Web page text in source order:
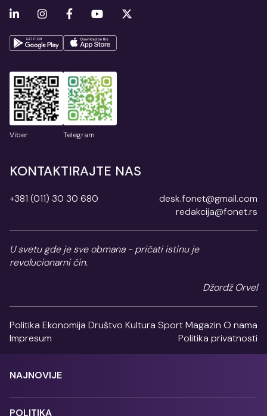
Viber Telegram
KONTAKTIRAJTE NAS
+381 (011) 30 30 680
desk.fonet@gmail.com
redakcija@fonet.rs
U svetu gde je sve obmana - pričati istinu je
revolucionarni čin.
Džordž Orvel
Politika Ekonomija Društvo Kultura SportMagazin O nama
Impresum
Politika privatnosti
NAJNOVIJE
POLITIKA